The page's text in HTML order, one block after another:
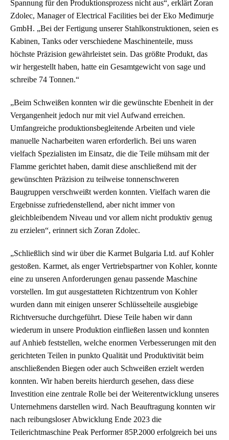
Spannung für den Produktionsprozess nicht aus“, erklärt Zoran
Zdolec, Manager of Electrical Facilities bei der Eko Međimurje
GmbH. „Bei der Fertigung unserer Stahlkonstruktionen, seien es
Kabinen, Tanks oder verschiedene Maschinenteile, muss
höchste Präzision gewährleistet sein. Das größte Produkt, das
wir hergestellt haben, hatte ein Gesamtgewicht von sage und
schreibe 74 Tonnen.“
„Beim Schweißen konnten wir die gewünschte Ebenheit in der
Vergangenheit jedoch nur mit viel Aufwand erreichen.
Umfangreiche produktionsbegleitende Arbeiten und viele
manuelle Nacharbeiten waren erforderlich. Bei uns waren
vielfach Spezialisten im Einsatz, die die Teile mühsam mit der
Flamme gerichtet haben, damit diese anschließend mit der
gewünschten Präzision zu teilweise tonnenschweren
Baugruppen verschweißt werden konnten. Vielfach waren die
Ergebnisse zufriedenstellend, aber nicht immer von
gleichbleibendem Niveau und vor allem nicht produktiv genug
zu erzielen“, erinnert sich Zoran Zdolec.
„Schließlich sind wir über die Karmet Bulgaria Ltd. auf Kohler
gestoßen. Karmet, als enger Vertriebspartner von Kohler, konnte
eine zu unseren Anforderungen genau passende Maschine
vorstellen. Im gut ausgestatteten Richtzentrum von Kohler
wurden dann mit einigen unserer Schlüsselteile ausgiebige
Richtversuche durchgeführt. Diese Teile haben wir dann
wiederum in unsere Produktion einfließen lassen und konnten
auf Anhieb feststellen, welche enormen Verbesserungen mit den
gerichteten Teilen in punkto Qualität und Produktivität beim
anschließenden Biegen oder auch Schweißen erzielt werden
konnten. Wir haben bereits hierdurch gesehen, dass diese
Investition eine zentrale Rolle bei der Weiterentwicklung unseres
Unternehmens darstellen wird. Nach Beauftragung konnten wir
nach reibungsloser Abwicklung Ende 2023 die
Teilerichtmaschine Peak Performer 85P.2000 erfolgreich bei uns